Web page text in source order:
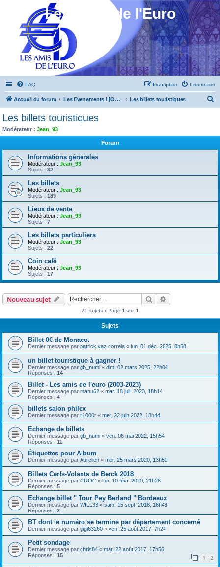
Les Amis de l'Euro
FAQ Connexion
Inscription
Accueil du forum Les Evenements ! [Ouvert au public] Les billets touristiques
Les billets touristiques
Modérateur : Jean_93
Forum
Informations générales
Modérateur : Jean_93
Sujets : 32
Les billets
Modérateur : Jean_93
Sujets : 189
Lieux de vente
Modérateur : Jean_93
Sujets : 7
Les billets particuliers
Modérateur : Jean_93
Sujets : 22
Coin café
Modérateur : Jean_93
Sujets : 17
Nouveau sujet Rechercher
21 sujets • Page 1 sur 1
Sujets
Billet 0€ de Monaco.
Dernier message par patrick vaz correia « lun. 01 déc. 2025, 0h58
un billet touristique à gagner !
Dernier message par gb_numi « dim. 02 mars 2025, 22h04
Réponses : 14
Billet - Les amis de l'euro (2003-2023)
Dernier message par manu62 « mar. 18 juil. 2023, 18h14
Réponses : 4
billets salon philex
Dernier message par tl1000r « mer. 22 juin 2022, 18h44
Echange de billets
Dernier message par gb_numi « ven. 06 mai 2022, 15h54
Réponses : 11
Étiquettes pour Album
Dernier message par Aurelien « mer. 25 mars 2020, 13h51
Billets Cerfs-Volants de Berck 2018
Dernier message par CROC « lun. 10 févr. 2020, 21h28
Réponses : 5
Echange billet " Tour Pey Berland " Bordeaux
Dernier message par WILL33 « sam. 15 sept. 2018, 16h43
Réponses : 2
BT dont le numéro se termine par département concerné
Dernier message par gigi63260 « ven. 25 août 2017, 7h24
Petit sondage
Dernier message par chris84 « mar. 22 août 2017, 17h56
Réponses : 15 1 2